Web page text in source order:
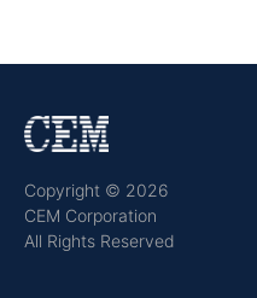
Copyright © 2026
CEM Corporation
All Rights Reserved